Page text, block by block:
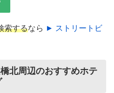
索するなら ► ストリートビ
北周辺のおすすめホテ